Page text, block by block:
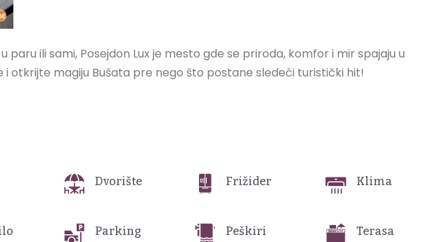
paru ili sami, Posejdon Lux je mesto gde se priroda, komfor i mir spajaju u
i otkrijte magiju Bušata pre nego što postane sledeći turistički hit!
Dvorište Frižider Klima
Parking Peškiri Terasa